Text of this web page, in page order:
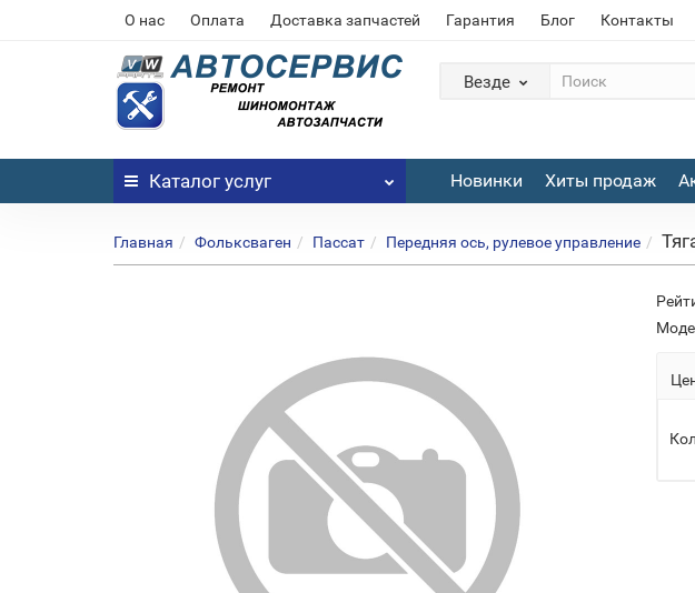
О нас Оплата Доставка запчастей Гарантия Блог Контакты
Везде
Каталог услуг Новинки Хиты продаж
Главная Фольксваген Пассат Передняя ось, рулевое управление